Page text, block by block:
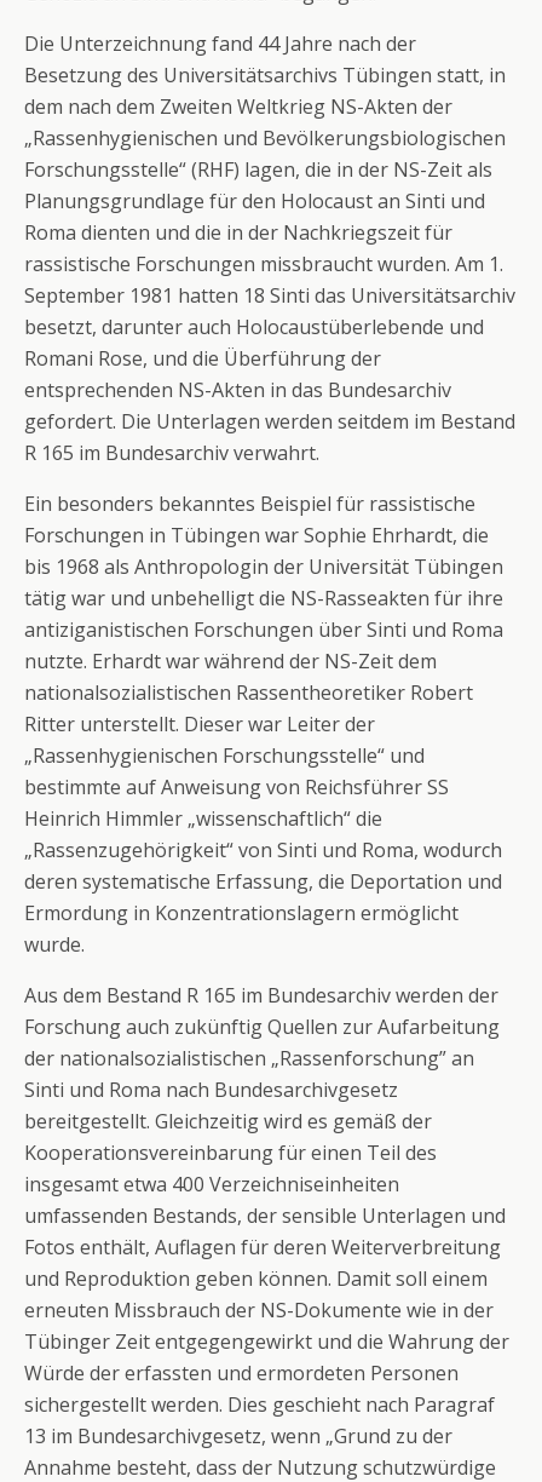
Die Unterzeichnung fand 44 Jahre nach der
Besetzung des Universitätsarchivs Tübingen statt, in
dem nach dem Zweiten Weltkrieg NS-Akten der
„Rassenhygienischen und Bevölkerungsbiologischen
Forschungsstelle“ (RHF) lagen, die in der NS-Zeit als
Planungsgrundlage für den Holocaust an Sinti und
Roma dienten und die in der Nachkriegszeit für
rassistische Forschungen missbraucht wurden. Am 1.
September 1981 hatten 18 Sinti das Universitätsarchiv
besetzt, darunter auch Holocaustüberlebende und
Romani Rose, und die Überführung der
entsprechenden NS-Akten in das Bundesarchiv
gefordert. Die Unterlagen werden seitdem im Bestand
R 165 im Bundesarchiv verwahrt.
Ein besonders bekanntes Beispiel für rassistische
Forschungen in Tübingen war Sophie Ehrhardt, die
bis 1968 als Anthropologin der Universität Tübingen
tätig war und unbehelligt die NS-Rasseakten für ihre
antiziganistischen Forschungen über Sinti und Roma
nutzte. Erhardt war während der NS-Zeit dem
nationalsozialistischen Rassentheoretiker Robert
Ritter unterstellt. Dieser war Leiter der
„Rassenhygienischen Forschungsstelle“ und
bestimmte auf Anweisung von Reichsführer SS
Heinrich Himmler „wissenschaftlich“ die
„Rassenzugehörigkeit“ von Sinti und Roma, wodurch
deren systematische Erfassung, die Deportation und
Ermordung in Konzentrationslagern ermöglicht
wurde.
Aus dem Bestand R 165 im Bundesarchiv werden der
Forschung auch zukünftig Quellen zur Aufarbeitung
der nationalsozialistischen „Rassenforschung” an
Sinti und Roma nach Bundesarchivgesetz
bereitgestellt. Gleichzeitig wird es gemäß der
Kooperationsvereinbarung für einen Teil des
insgesamt etwa 400 Verzeichniseinheiten
umfassenden Bestands, der sensible Unterlagen und
Fotos enthält, Auflagen für deren Weiterverbreitung
und Reproduktion geben können. Damit soll einem
erneuten Missbrauch der NS-Dokumente wie in der
Tübinger Zeit entgegengewirkt und die Wahrung der
Würde der erfassten und ermordeten Personen
sichergestellt werden. Dies geschieht nach Paragraf
13 im Bundesarchivgesetz, wenn „Grund zu der
Annahme besteht, dass der Nutzung schutzwürdige